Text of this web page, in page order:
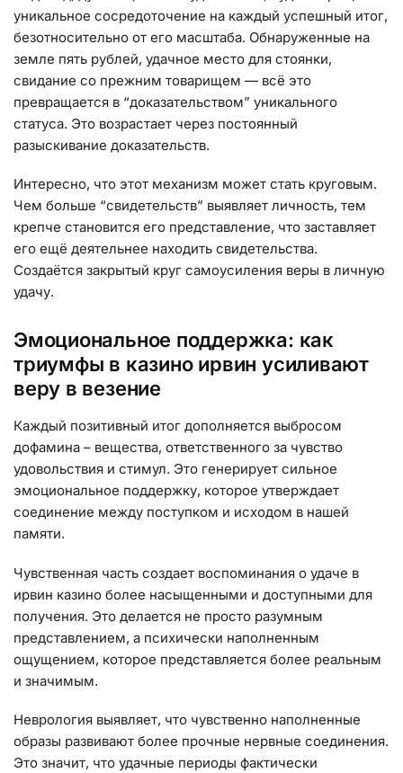
уникальное сосредоточение на каждый успешный итог,
безотносительно от его масштаба. Обнаруженные на
земле пять рублей, удачное место для стоянки,
свидание со прежним товарищем — всё это
превращается в “доказательством” уникального
статуса. Это возрастает через постоянный
разыскивание доказательств.
Интересно, что этот механизм может стать круговым.
Чем больше “свидетельств” выявляет личность, тем
крепче становится его представление, что заставляет
его ещё деятельнее находить свидетельства.
Создаётся закрытый круг самоусиления веры в личную
удачу.
Эмоциональное поддержка: как
триумфы в казино ирвин усиливают
веру в везение
Каждый позитивный итог дополняется выбросом
дофамина – вещества, ответственного за чувство
удовольствия и стимул. Это генерирует сильное
эмоциональное поддержку, которое утверждает
соединение между поступком и исходом в нашей
памяти.
Чувственная часть создает воспоминания о удаче в
ирвин казино более насыщенными и доступными для
получения. Это делается не просто разумным
представлением, а психически наполненным
ощущением, которое представляется более реальным
и значимым.
Неврология выявляет, что чувственно наполненные
образы развивают более прочные нервные соединения.
Это значит, что удачные периоды фактически